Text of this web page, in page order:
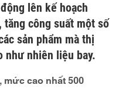
lên kế hoạch
công suất một số
sản phẩm mà thị
như nhiên liệu bay.
mức cao nhất 500